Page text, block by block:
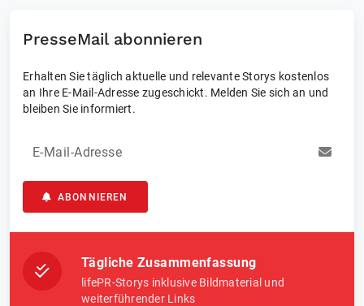
PresseMail abonnieren
Erhalten Sie täglich aktuelle und relevante Storys kostenlos
an Ihre E-Mail-Adresse zugeschickt. Melden Sie sich an und
bleiben Sie informiert.
E-Mail-Adresse
ABONNIEREN
Tägliche Zusammenfassung
lifePR-Storys inklusive Bildmaterial und
weiterführender Links